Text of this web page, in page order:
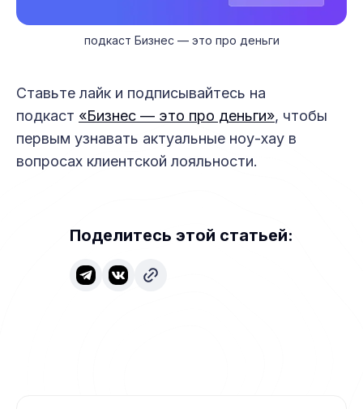
подкаст Бизнес — это про деньги
Ставьте лайк и подписывайтесь на
подкаст «Бизнес — это про деньги», чтобы
первым узнавать актуальные ноу-хау в
вопросах клиентской лояльности.
Поделитесь этой статьей: